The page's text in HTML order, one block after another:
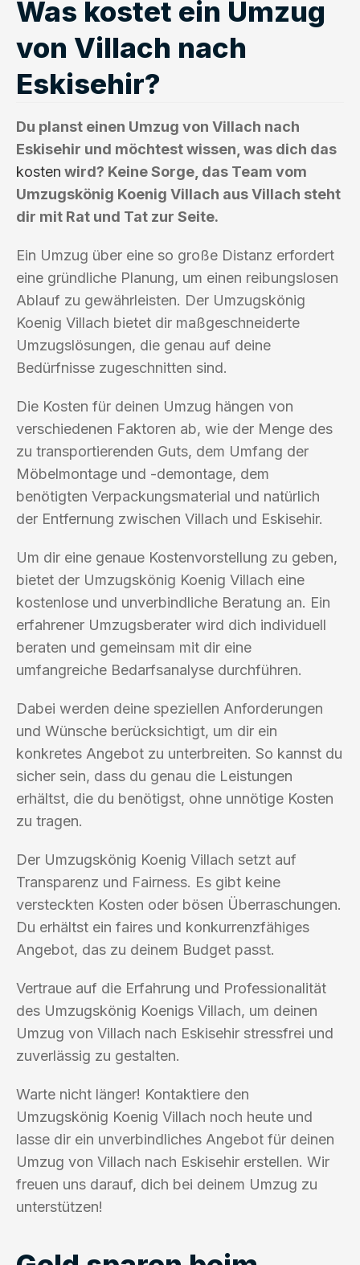
Was kostet ein Umzug
von Villach nach
Eskisehir?
Du planst einen Umzug von Villach nach
Eskisehir und möchtest wissen, was dich das
kosten wird? Keine Sorge, das Team vom
Umzugskönig Koenig Villach aus Villach steht
dir mit Rat und Tat zur Seite.
Ein Umzug über eine so große Distanz erfordert
eine gründliche Planung, um einen reibungslosen
Ablauf zu gewährleisten. Der Umzugskönig
Koenig Villach bietet dir maßgeschneiderte
Umzugslösungen, die genau auf deine
Bedürfnisse zugeschnitten sind.
Die Kosten für deinen Umzug hängen von
verschiedenen Faktoren ab, wie der Menge des
zu transportierenden Guts, dem Umfang der
Möbelmontage und -demontage, dem
benötigten Verpackungsmaterial und natürlich
der Entfernung zwischen Villach und Eskisehir.
Um dir eine genaue Kostenvorstellung zu geben,
bietet der Umzugskönig Koenig Villach eine
kostenlose und unverbindliche Beratung an. Ein
erfahrener Umzugsberater wird dich individuell
beraten und gemeinsam mit dir eine
umfangreiche Bedarfsanalyse durchführen.
Dabei werden deine speziellen Anforderungen
und Wünsche berücksichtigt, um dir ein
konkretes Angebot zu unterbreiten. So kannst du
sicher sein, dass du genau die Leistungen
erhältst, die du benötigst, ohne unnötige Kosten
zu tragen.
Der Umzugskönig Koenig Villach setzt auf
Transparenz und Fairness. Es gibt keine
versteckten Kosten oder bösen Überraschungen.
Du erhältst ein faires und konkurrenzfähiges
Angebot, das zu deinem Budget passt.
Vertraue auf die Erfahrung und Professionalität
des Umzugskönig Koenigs Villach, um deinen
Umzug von Villach nach Eskisehir stressfrei und
zuverlässig zu gestalten.
Warte nicht länger! Kontaktiere den
Umzugskönig Koenig Villach noch heute und
lasse dir ein unverbindliches Angebot für deinen
Umzug von Villach nach Eskisehir erstellen. Wir
freuen uns darauf, dich bei deinem Umzug zu
unterstützen!